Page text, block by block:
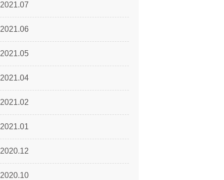
2021.07
2021.06
2021.05
2021.04
2021.02
2021.01
2020.12
2020.10